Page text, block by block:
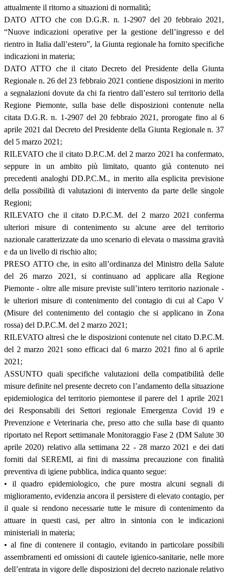
attualmente il ritorno a situazioni di normalità;
DATO ATTO che con D.G.R. n. 1-2907 del 20 febbraio 2021,
“Nuove indicazioni operative per la gestione dell’ingresso e del
rientro in Italia dall’estero”, la Giunta regionale ha fornito specifiche
indicazioni in materia;
DATO ATTO che il citato Decreto del Presidente della Giunta
Regionale n. 26 del 23 febbraio 2021 contiene disposizioni in merito
a segnalazioni dovute da chi fa rientro dall’estero sul territorio della
Regione Piemonte, sulla base delle disposizioni contenute nella
citata D.G.R. n. 1-2907 del 20 febbraio 2021, prorogate fino al 6
aprile 2021 dal Decreto del Presidente della Giunta Regionale n. 37
del 5 marzo 2021;
RILEVATO che il citato D.P.C.M. del 2 marzo 2021 ha confermato,
seppure in un ambito più limitato, quanto già contenuto nei
precedenti analoghi DD.P.C.M., in merito alla esplicita previsione
della possibilità di valutazioni di intervento da parte delle singole
Regioni;
RILEVATO che il citato D.P.C.M. del 2 marzo 2021 conferma
ulteriori misure di contenimento su alcune aree del territorio
nazionale caratterizzate da uno scenario di elevata o massima gravità
e da un livello di rischio alto;
PRESO ATTO che, in esito all’ordinanza del Ministro della Salute
del 26 marzo 2021, si continuano ad applicare alla Regione
Piemonte - oltre alle misure previste sull’intero territorio nazionale -
le ulteriori misure di contenimento del contagio di cui al Capo V
(Misure del contenimento del contagio che si applicano in Zona
rossa) del D.P.C.M. del 2 marzo 2021;
RILEVATO altresì che le disposizioni contenute nel citato D.P.C.M.
del 2 marzo 2021 sono efficaci dal 6 marzo 2021 fino al 6 aprile
2021;
ASSUNTO quali specifiche valutazioni della compatibilità delle
misure definite nel presente decreto con l’andamento della situazione
epidemiologica del territorio piemontese il parere del 1 aprile 2021
dei Responsabili dei Settori regionale Emergenza Covid 19 e
Prevenzione e Veterinaria che, preso atto che sulla base di quanto
riportato nel Report settimanale Monitoraggio Fase 2 (DM Salute 30
aprile 2020) relativo alla settimana 22 - 28 marzo 2021 e dei dati
forniti dal SEREMI, ai fini di massima precauzione con finalità
preventiva di igiene pubblica, indica quanto segue:
• il quadro epidemiologico, che pure mostra alcuni segnali di
miglioramento, evidenzia ancora il persistere di elevato contagio, per
il quale si rendono necessarie tutte le misure di contenimento da
attuare in questi casi, per altro in sintonia con le indicazioni
ministeriali in materia;
• al fine di contenere il contagio, evitando in particolare possibili
assembramenti ed omissioni di cautele igienico-sanitarie, nelle more
dell’entrata in vigore delle disposizioni del decreto nazionale relativo